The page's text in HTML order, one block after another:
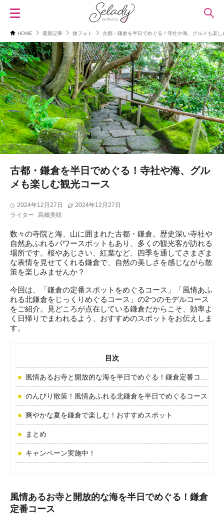
HOME 最新記事 旅フォト 古都・鎌倉を半日でめぐる！寺社や海、グルメも楽し
古都・鎌倉を半日でめぐる！寺社や海、グル
メも楽しむ観光コース
2024年12月27日
2024年12月27日
ライター
髙橋美咲
数々の寺院と海、山に囲まれた古都・鎌倉。歴史深い寺社や
自然あふれるパワースポットもあり、多くの観光客が訪れる
場所です。桜やあじさい、紅葉など、四季を通してさまざま
な表情を見せてくれる鎌倉で、自然の美しさを感じながら散
策を楽しみませんか？
今回は、「鎌倉の定番スポットをめぐるコース」「風情あふ
れる北鎌倉をじっくりめぐるコース」の2つのモデルコース
をご紹介。見どころが点在している鎌倉だからこそ、効率よ
く日帰りでまわれるよう、おすすめのスポットをお伝えしま
す。
目次
風情あるお寺と開放的な海を半日でめぐる！鎌倉定番コース
のんびり散策！風情あふれる北鎌倉を半日でめぐるコース
爽やかな夏を鎌倉で楽しむ！おすすめスポット
まとめ
キャンペーン実施中！
風情あるお寺と開放的な海を半日でめぐる！鎌倉
定番コース